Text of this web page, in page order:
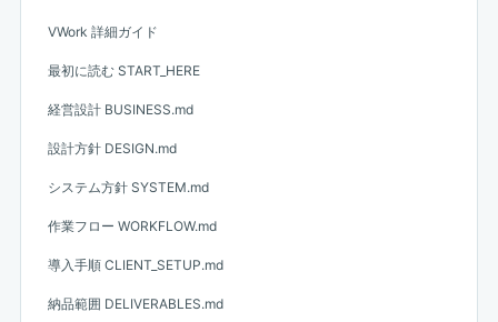
VWork 詳細ガイド
最初に読む START_HERE
経営設計 BUSINESS.md
設計方針 DESIGN.md
システム方針 SYSTEM.md
作業フロー WORKFLOW.md
導入手順 CLIENT_SETUP.md
納品範囲 DELIVERABLES.md